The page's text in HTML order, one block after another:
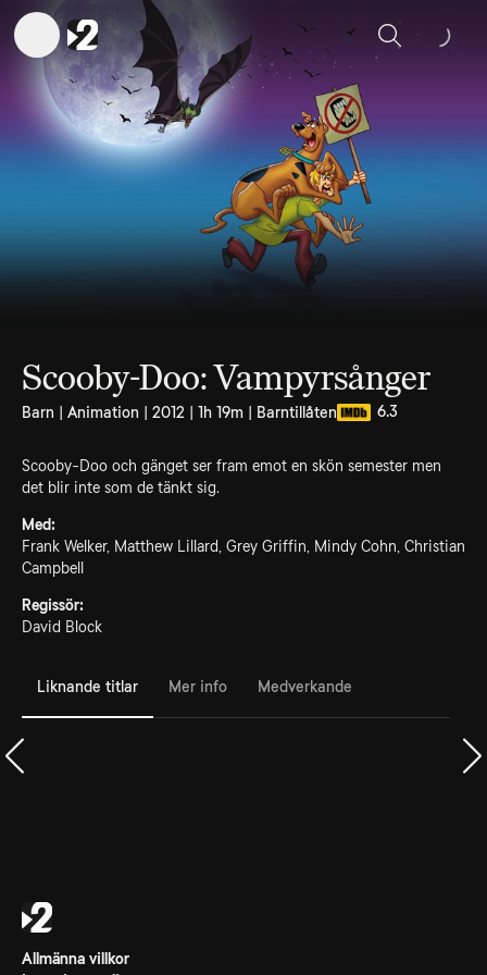
Sök
Scooby-Doo: Vampyrsånger
Barn | Animation | 2012 | 1h 19m | Barntillåten 6.3
Scooby-Doo och gänget ser fram emot en skön semester men
det blir inte som de tänkt sig.
Med:
Frank Welker, Matthew Lillard, Grey Griffin, Mindy Cohn, Christian
Campbell
Regissör:
David Block
Liknande titlar Mer info Medverkande
Allmänna villkor